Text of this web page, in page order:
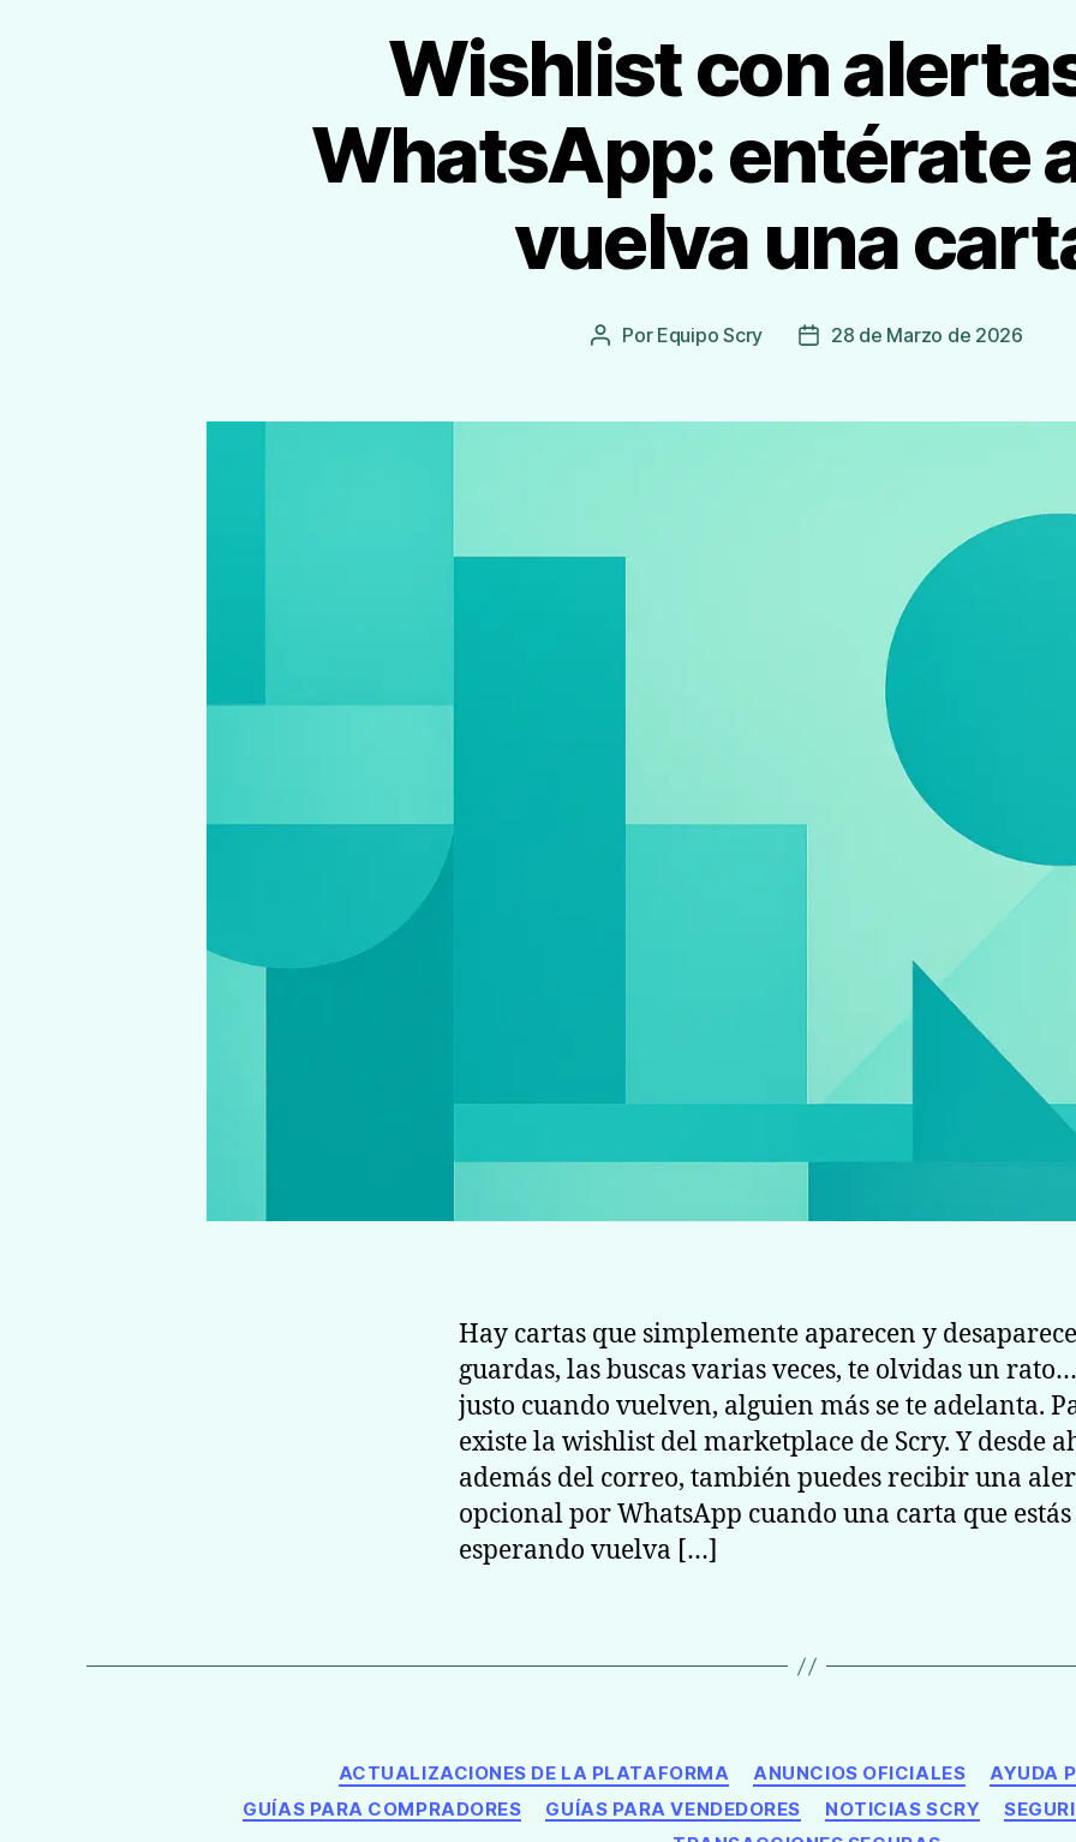
Wishlist con
WhatsApp: entérate
vuelva una
Autor
Entrada
Por Equipo Scry
Fecha28 de Marzo de 2026
Hay cartas que simplemente aparecen y
guardas, las buscas varias veces, te olvidas un
justo cuando vuelven, alguien más se te adelanta.
existe la wishlist del marketplace de Scry. Y desde
además del correo, también puedes recibir una
opcional por WhatsApp cuando una carta que estás
esperando vuelva […]
Categorías
ACTUALIZACIONES DE LA PLATAFORMA ANUNCIOS OFICIALES
AYUDA
GUÍAS PARA COMPRADORES
GUÍAS PARA VENDEDORES NOTICIAS SCRY